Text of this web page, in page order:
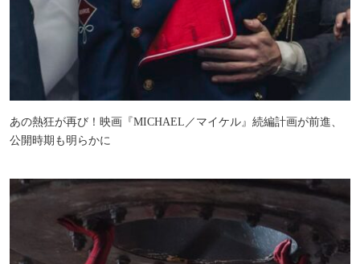
あの熱狂が再び！映画『MICHAEL／マイケル』続編計画が前進、
公開時期も明らかに